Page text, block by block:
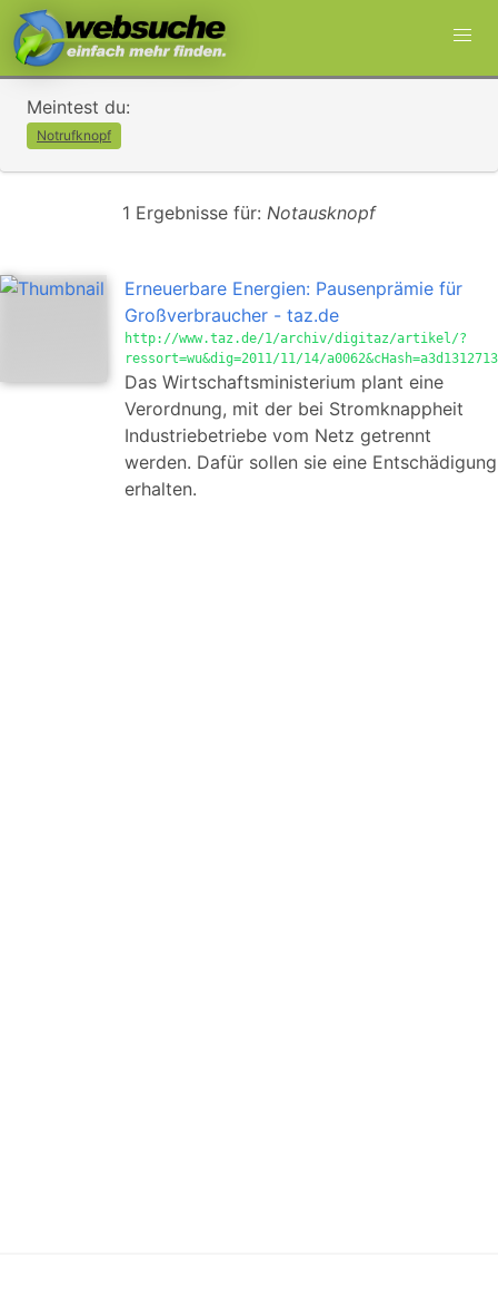
Meintest du:
Notrufknopf
1 Ergebnisse für: Notausknopf
Erneuerbare Energien: Pausenprämie für
Großverbraucher - taz.de
http://www.taz.de/1/archiv/digitaz/artikel/?
ressort=wu&dig=2011/11/14/a0062&cHash=a3d1312713
Das Wirtschaftsministerium plant eine
Verordnung, mit der bei Stromknappheit
Industriebetriebe vom Netz getrennt
werden. Dafür sollen sie eine Entschädigung
erhalten.